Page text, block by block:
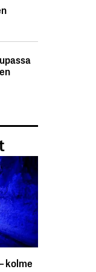
kolme